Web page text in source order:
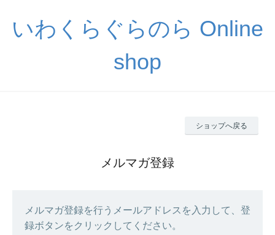
いわくらぐらのら Online
shop
ショップへ戻る
メルマガ登録
メルマガ登録を行うメールアドレスを入力して、登
録ボタンをクリックしてください。